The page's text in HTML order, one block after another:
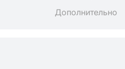
Дополнительно